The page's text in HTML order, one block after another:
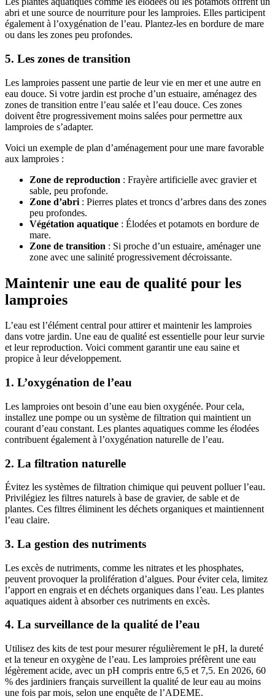
abri et une source de nourriture pour les lamproies. Elles participent
également à l’oxygénation de l’eau. Plantez-les en bordure de mare
ou dans les zones peu profondes.
5. Les zones de transition
Les lamproies passent une partie de leur vie en mer et une autre en
eau douce. Si votre jardin est proche d’un estuaire, aménagez des
zones de transition entre l’eau salée et l’eau douce. Ces zones
doivent être progressivement moins salées pour permettre aux
lamproies de s’adapter.
Voici un exemple de plan d’aménagement pour une mare favorable
aux lamproies :
Zone de reproduction : Frayère artificielle avec gravier et
sable, peu profonde.
Zone d’abri : Pierres plates et troncs d’arbres dans des zones
peu profondes.
Végétation aquatique : Élodées et potamots en bordure de
mare.
Zone de transition : Si proche d’un estuaire, aménager une
zone avec une salinité progressivement décroissante.
Maintenir une eau de qualité pour les
lamproies
L’eau est l’élément central pour attirer et maintenir les lamproies
dans votre jardin. Une eau de qualité est essentielle pour leur survie
et leur reproduction. Voici comment garantir une eau saine et
propice à leur développement.
1. L’oxygénation de l’eau
Les lamproies ont besoin d’une eau bien oxygénée. Pour cela,
installez une pompe ou un système de filtration qui maintient un
courant d’eau constant. Les plantes aquatiques comme les élodées
contribuent également à l’oxygénation naturelle de l’eau.
2. La filtration naturelle
Évitez les systèmes de filtration chimique qui peuvent polluer l’eau.
Privilégiez les filtres naturels à base de gravier, de sable et de
plantes. Ces filtres éliminent les déchets organiques et maintiennent
l’eau claire.
3. La gestion des nutriments
Les excès de nutriments, comme les nitrates et les phosphates,
peuvent provoquer la prolifération d’algues. Pour éviter cela, limitez
l’apport en engrais et en déchets organiques dans l’eau. Les plantes
aquatiques aident à absorber ces nutriments en excès.
4. La surveillance de la qualité de l’eau
Utilisez des kits de test pour mesurer régulièrement le pH, la dureté
et la teneur en oxygène de l’eau. Les lamproies préfèrent une eau
légèrement acide, avec un pH compris entre 6,5 et 7,5. En 2026, 60
% des jardiniers français surveillent la qualité de leur eau au moins
une fois par mois, selon une enquête de l’ADEME.